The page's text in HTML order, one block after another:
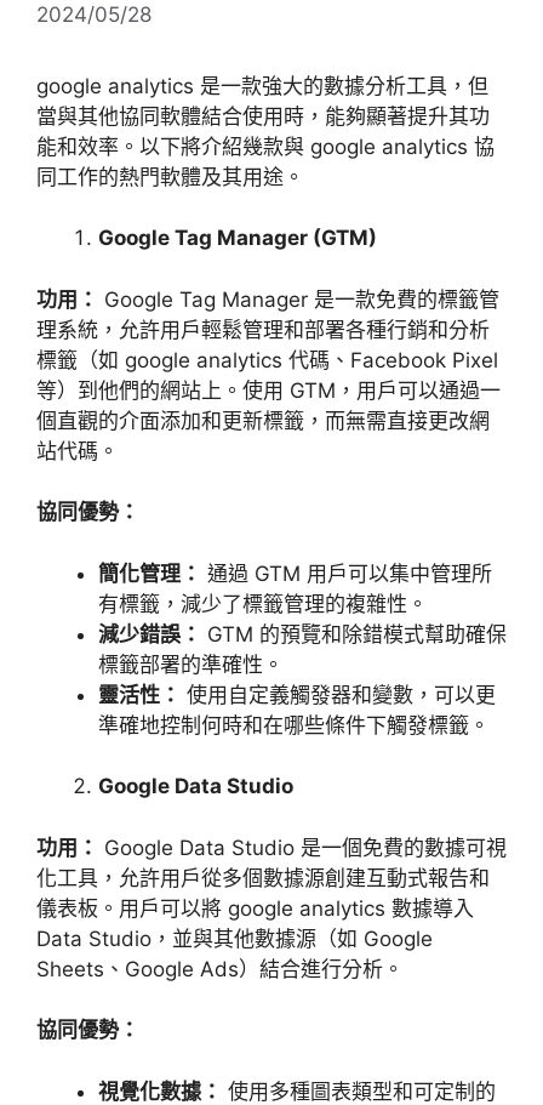
2024/05/28
google analytics 是一款強大的數據分析工具，但
當與其他協同軟體結合使用時，能夠顯著提升其功
能和效率。以下將介紹幾款與 google analytics 協
同工作的熱門軟體及其用途。
Google Tag Manager (GTM)
功用： Google Tag Manager 是一款免費的標籤管
理系統，允許用戶輕鬆管理和部署各種行銷和分析
標籤（如 google analytics 代碼、 Facebook Pixel
等）到他們的網站上。使用 GTM ，用戶可以通過一
個直觀的介面添加和更新標籤，而無需直接更改網
站代碼。
協同優勢：
簡化管理： 通過 GTM 用戶可以集中管理所
有標籤，減少了標籤管理的複雜性。
減少錯誤： GTM 的預覽和除錯模式幫助確保
標籤部署的準確性。
靈活性： 使用自定義觸發器和變數，可以更
準確地控制何時和在哪些條件下觸發標籤。
Google Data Studio
功用： Google Data Studio 是一個免費的數據可視
化工具，允許用戶從多個數據源創建互動式報告和
儀表板。用戶可以將 google analytics 數據導入
Data Studio ，並與其他數據源（如 Google
Sheets 、 Google Ads）結合進行分析。
協同優勢：
視覺化數據： 使用多種圖表類型和可定制的